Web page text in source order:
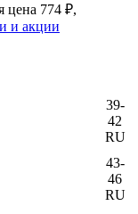
цена 774 ₽,
и акции
39-
42
RU
43-
46
RU